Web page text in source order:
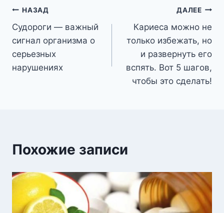
Навигация
по
записям
НАЗАД
Судороги — важный
сигнал организма о
серьезных
нарушениях
ДАЛЕЕ
Кариеса можно не
только избежать, но
и развернуть его
вспять. Вот 5 шагов,
чтобы это сделать!
Похожие записи